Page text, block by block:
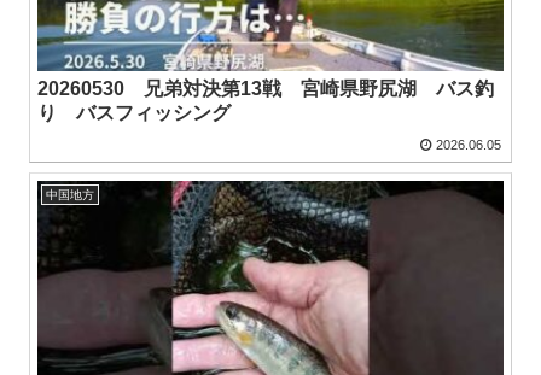
20260530 兄弟対決第13戦 宮崎県野尻湖 バス釣
り バスフィッシング
2026.06.05
中国地方